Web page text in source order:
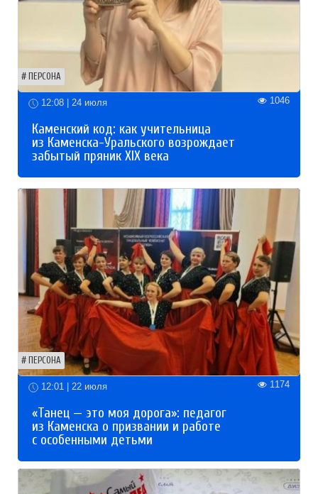
ПЕРСОНА
12:08 | 24 июля 1046
Каменский код: как учительница
из Каменска-Уральского возрождает
забытый пряник XIX века
ПЕРСОНА
12:01 | 22 июля 1174
«Танец — это моя дорога»: педагог
из Каменска о призвании и работе
с особенными детьми